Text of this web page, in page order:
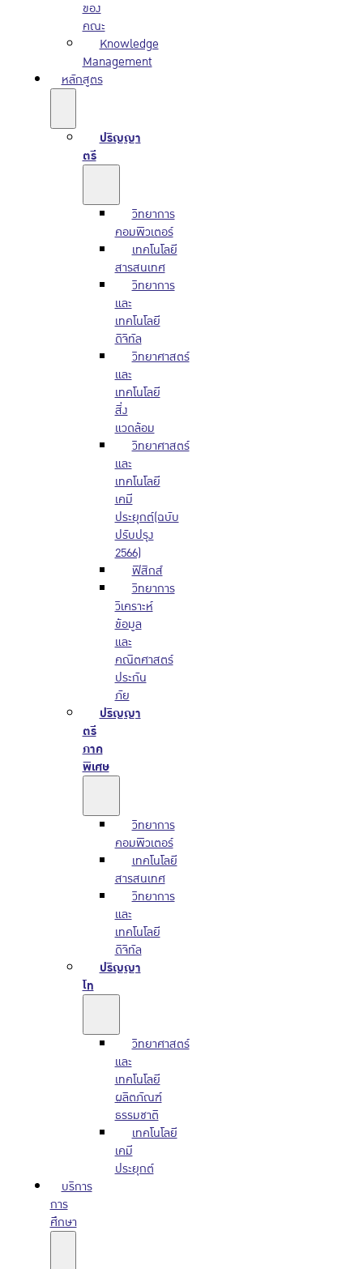
ของ
คณะ
Knowledge
Management
หลักสูตร
ปริญญา
ตรี
วิทยาการ
คอมพิวเตอร์
เทคโนโลยี
สารสนเทศ
วิทยาการ
และ
เทคโนโลยี
ดิจิทัล
วิทยาศาสตร์
และ
เทคโนโลยี
สิ่ง
แวดล้อม
วิทยาศาสตร์
และ
เทคโนโลยี
เคมี
ประยุกต์(ฉบับ
ปรับปรุง
2566)
ฟิสิกส์
วิทยาการ
วิเคราะห์
ข้อมูล
และ
คณิตศาสตร์
ประกัน
ภัย
ปริญญา
ตรี
ภาค
พิเศษ
วิทยาการ
คอมพิวเตอร์
เทคโนโลยี
สารสนเทศ
วิทยาการ
และ
เทคโนโลยี
ดิจิทัล
ปริญญา
โท
วิทยาศาสตร์
และ
เทคโนโลยี
ผลิตภัณฑ์
ธรรมชาติ
เทคโนโลยี
เคมี
ประยุกต์
บริการ
การ
ศึกษา